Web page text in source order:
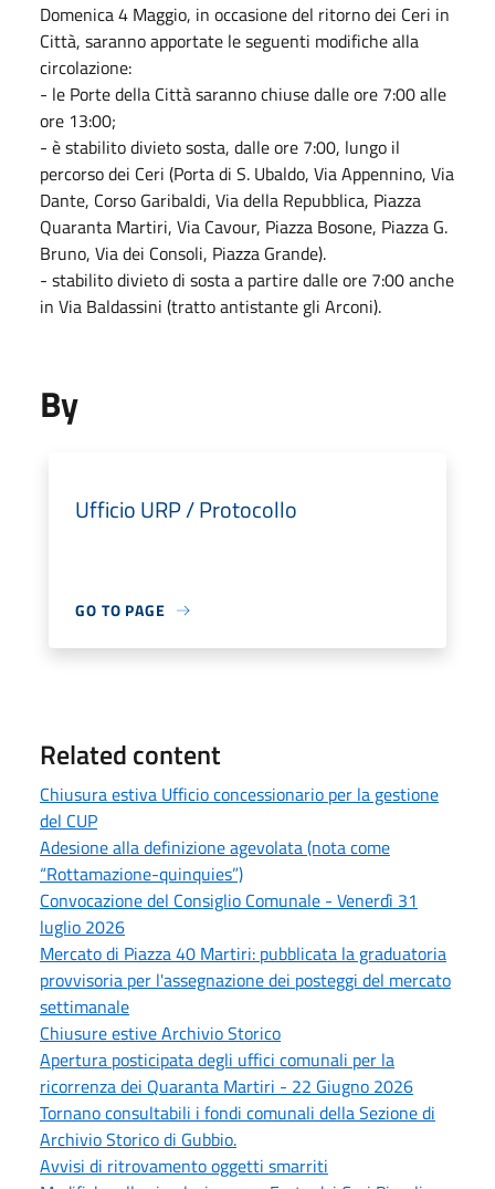
Domenica4 Maggio, in occasione del ritorno dei Ceri in
Città, saranno apportate le seguenti modifiche alla
circolazione:
- le Porte della Città saranno chiuse dalle ore 7:00 alle
ore 13:00;
- è stabilito divieto sosta, dalle ore 7:00, lungo il
percorso dei Ceri (Porta di S. Ubaldo, Via Appennino, Via
Dante, Corso Garibaldi, Via della Repubblica, Piazza
Quaranta Martiri, Via Cavour, Piazza Bosone, Piazza G.
Bruno, Via dei Consoli, Piazza Grande).
- stabilito divieto di sosta a partire dalle ore 7:00 anche
in Via Baldassini (tratto antistante gli Arconi).
By
Ufficio URP / Protocollo
GO TO PAGE
Related content
Chiusura estiva Ufficio concessionario per la gestione
del CUP
Adesione alla definizione agevolata (nota come
“Rottamazione-quinquies”)
Convocazione del Consiglio Comunale - Venerdì 31
luglio 2026
Mercato di Piazza 40 Martiri: pubblicata la graduatoria
provvisoria per l'assegnazione dei posteggi del mercato
settimanale
Chiusure estive Archivio Storico
Apertura posticipata degli uffici comunali per la
ricorrenza dei Quaranta Martiri - 22 Giugno 2026
Tornano consultabili i fondi comunali della Sezione di
Archivio Storico di Gubbio.
Avvisi di ritrovamento oggetti smarriti